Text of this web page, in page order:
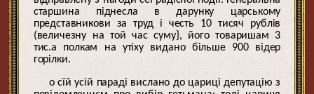
старшина піднесла в дарунку царському
представникови за труд і честь 10 тисяч рублів
(величезну на той час суму}, його товаришам 3
тис.а полкам на утіху видано більше 900 відер
горілки.
о сїй усій параді вислано до цариці депутацію з